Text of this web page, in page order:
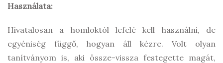
Használata:
Hivatalosan a homloktól lefelé kell használni, de
egyéniség függő, hogyan áll kézre. Volt olyan
tanítványom is, aki össze-vissza festegette magát,